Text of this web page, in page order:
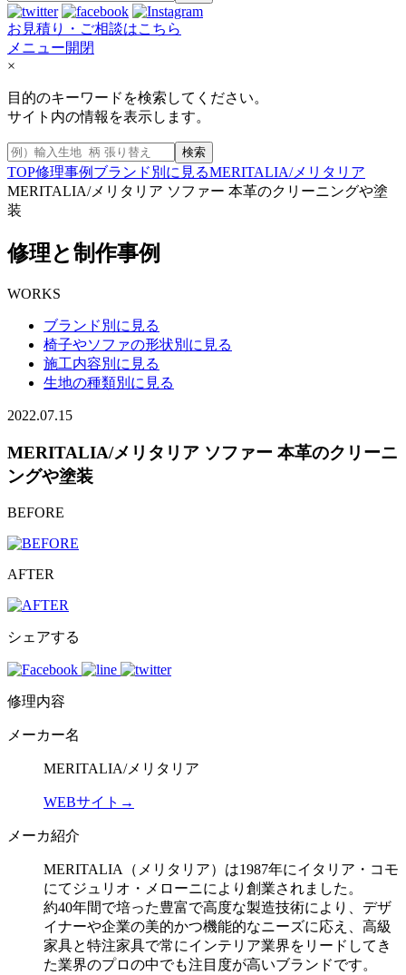
お見積り・ご相談はこちら
メニュー開閉
×
目的のキーワードを検索してください。
サイト内の情報を表示します。
検索
TOP修理事例 ブランド別に見るMERITALIA/メリタリア
MERITALIA/メリタリア ソファー 本革のクリーニングや塗
装
修理と制作事例
WORKS
ブランド別に見る
椅子やソファの形状別に見る
施工内容別に見る
生地の種類別に見る
2022.07.15
MERITALIA/メリタリア ソファー 本革のクリーニ
ングや塗装
BEFORE
AFTER
シェアする
修理内容
メーカー名
MERITALIA/メリタリア
WEBサイト→
メーカ紹介
MERITALIA（メリタリア）は1987年にイタリア・コモ
にてジュリオ・メローニにより創業されました。
約40年間で培った豊富で高度な製造技術により、デザ
イナーや企業の美的かつ機能的なニーズに応え、高級
家具と特注家具で常にインテリア業界をリードしてき
た業界のプロの中でも注目度が高いブランドです。